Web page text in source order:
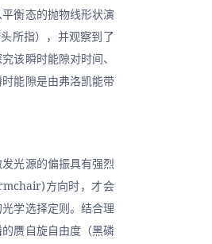
衡态的抛物线形状演
所指），并观察到了
该瞬时能隙对时间、
能隙是由弗洛凯能带
光源的偏振具有强烈
方向时，才会
学选择定则。结合理
赝自旋自由度（黑磷